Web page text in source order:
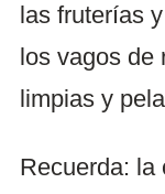
las fruterías
los vagos
limpias y
Recuerda: la